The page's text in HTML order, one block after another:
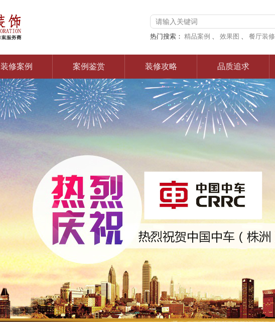
热门搜索： 精品案例 、 效果图 、 餐厅装修
装修案例 案例鉴赏 装修攻略 品质追求